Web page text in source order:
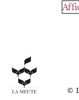
©